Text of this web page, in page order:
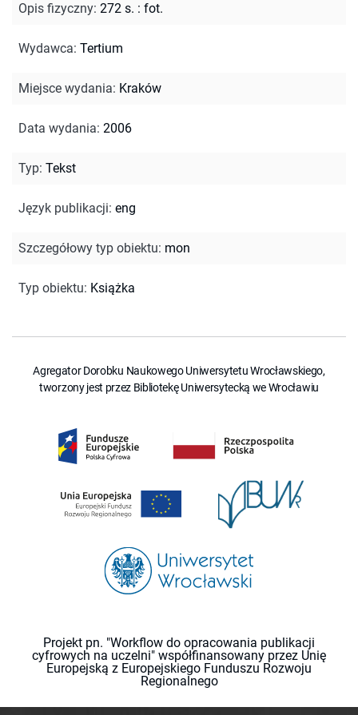
Opis fizyczny: 272 s. : fot.
Wydawca: Tertium
Miejsce wydania: Kraków
Data wydania: 2006
Typ: Tekst
Język publikacji: eng
Szczegółowy typ obiektu: mon
Typ obiektu: Książka
Agregator Dorobku Naukowego Uniwersytetu Wrocławskiego,
tworzony jest przez Bibliotekę Uniwersytecką we Wrocławiu
Projekt pn. "Workflow do opracowania publikacji
cyfrowych na uczelni" współfinansowany przez Unię
Europejską z Europejskiego Funduszu Rozwoju
Regionalnego